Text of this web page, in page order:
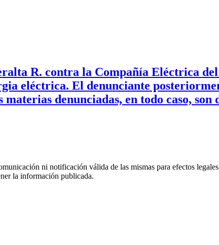
R. contra la Compañía Eléctrica
eléctrica. El denunciante
denunciadas, en todo caso,
ni notificación válida de las mismas para efectos
la información publicada.